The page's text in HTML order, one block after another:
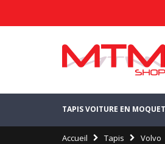
TAPIS VOITURE EN
Accueil Tapis Volvo